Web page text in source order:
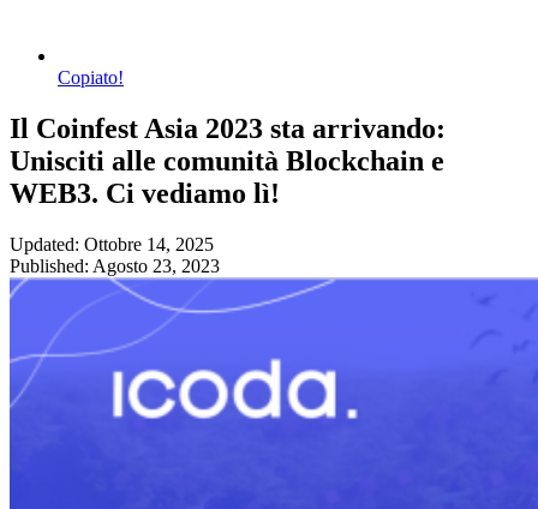
Copiato!
Il Coinfest Asia 2023 sta arrivando:
Unisciti alle comunità Blockchain e
WEB3. Ci vediamo lì!
Updated: Ottobre 14, 2025
Published: Agosto 23, 2023